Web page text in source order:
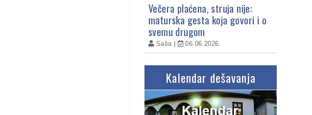
Večera plaćena, struja nije:
maturska gesta koja govori i o
svemu drugom
Saša 06.06.2026.
Kalendar dešavanja